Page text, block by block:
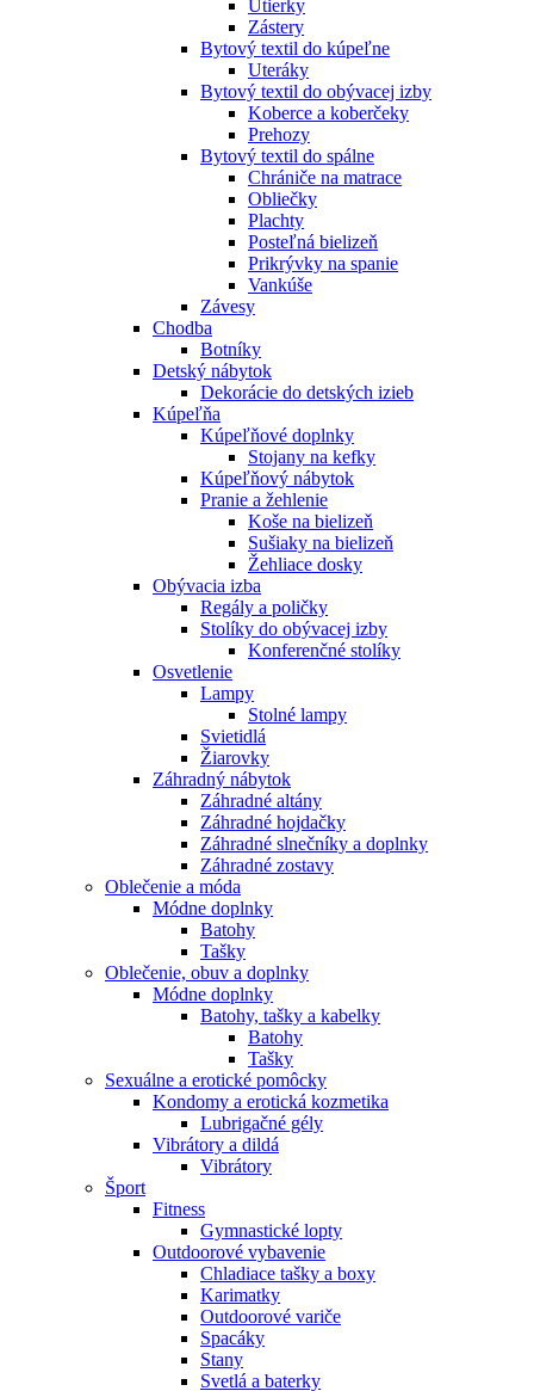
Utierky
Zástery
Bytový textil do kúpeľne
Uteráky
Bytový textil do obývacej izby
Koberce a koberčeky
Prehozy
Bytový textil do spálne
Chrániče na matrace
Obliečky
Plachty
Posteľná bielizeň
Prikrývky na spanie
Vankúše
Závesy
Chodba
Botníky
Detský nábytok
Dekorácie do detských izieb
Kúpeľňa
Kúpeľňové doplnky
Stojany na kefky
Kúpeľňový nábytok
Pranie a žehlenie
Koše na bielizeň
Sušiaky na bielizeň
Žehliace dosky
Obývacia izba
Regály a poličky
Stolíky do obývacej izby
Konferenčné stolíky
Osvetlenie
Lampy
Stolné lampy
Svietidlá
Žiarovky
Záhradný nábytok
Záhradné altány
Záhradné hojdačky
Záhradné slnečníky a doplnky
Záhradné zostavy
Oblečenie a móda
Módne doplnky
Batohy
Tašky
Oblečenie, obuv a doplnky
Módne doplnky
Batohy, tašky a kabelky
Batohy
Tašky
Sexuálne a erotické pomôcky
Kondomy a erotická kozmetika
Lubrigačné gély
Vibrátory a dildá
Vibrátory
Šport
Fitness
Gymnastické lopty
Outdoorové vybavenie
Chladiace tašky a boxy
Karimatky
Outdoorové variče
Spacáky
Stany
Svetlá a baterky